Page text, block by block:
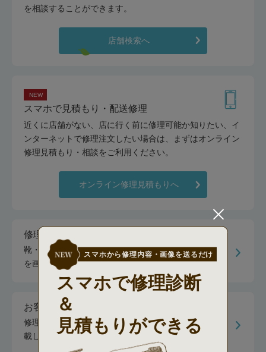
スマホから修理内容・画像を送るだけ
スマホで修理診断
＆
見積もりができる
を相談することができます。
店舗検索へ
NEW
スマホで見積もり・配送修理
近くに店舗がない、店に行く前に修理可能か知りたい、イ
ンターネットで修理注文したい場合は、まずはオンライン
修理見積もり・相談をご利用ください。
オンライン修理見積もりへ
修理事例のご紹介
靴・スーツケース・傘・バッグなど、実際行った修理
を画像でご紹介します。
お客様の声
修理をご利用いただいた方からの感想・レビューを掲
載しています。